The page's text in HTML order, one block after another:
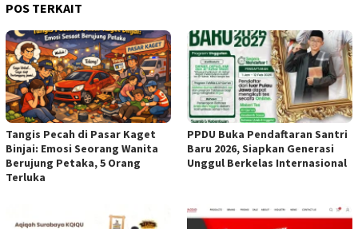
POS TERKAIT
Tangis Pecah di Pasar Kaget
Binjai: Emosi Seorang Wanita
Berujung Petaka, 5 Orang
Terluka
PPDU Buka Pendaftaran Santri
Baru 2026, Siapkan Generasi
Unggul Berkelas Internasional